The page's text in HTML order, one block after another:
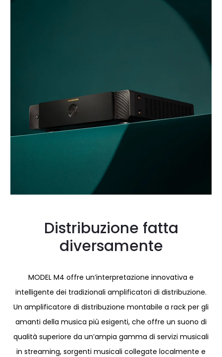
Distribuzione fatta
diversamente
MODEL M4 offre un’interpretazione innovativa e
intelligente dei tradizionali amplificatori di distribuzione.
Un amplificatore di distribuzione montabile a rack per gli
amanti della musica più esigenti, che offre un suono di
qualità superiore da un’ampia gamma di servizi musicali
in streaming, sorgenti musicali collegate localmente e